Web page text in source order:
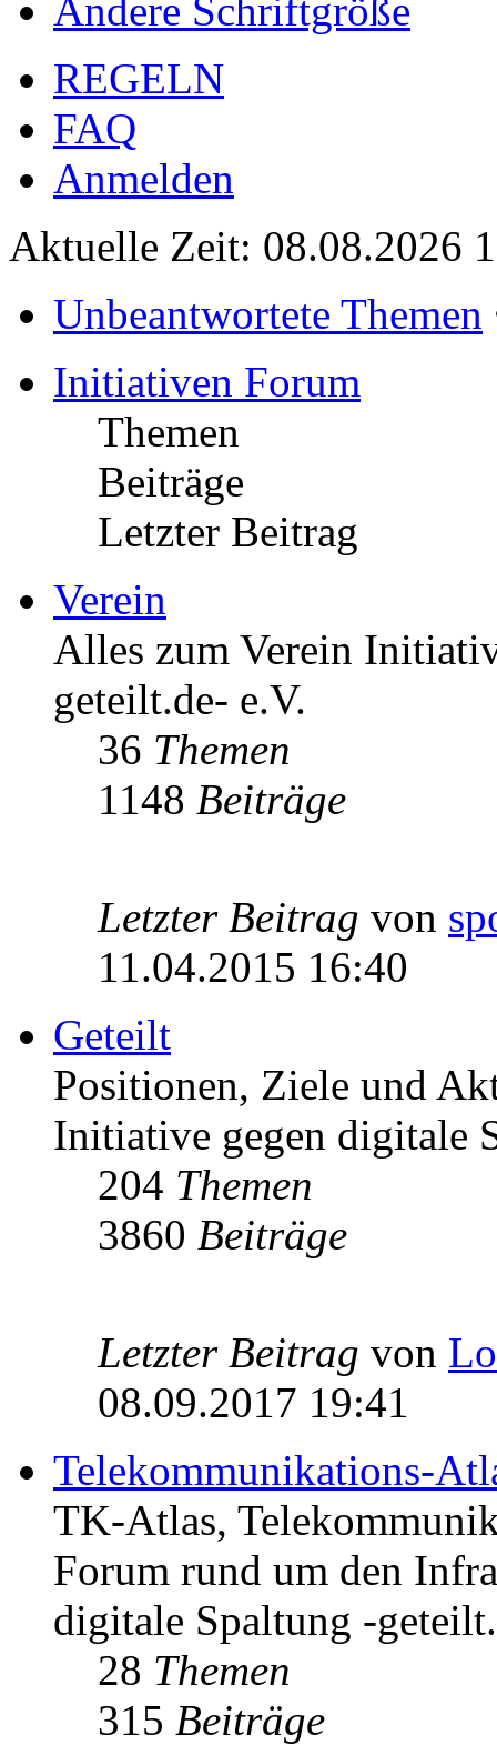
Ändere Schriftgröße
REGELN
FAQ
Anmelden
Aktuelle Zeit: 08.08.2026
Unbeantwortete Themen
Initiativen Forum
Themen
Beiträge
Letzter Beitrag
Verein
Alles zum Verein
geteilt.de- e.V.
36 Themen
1148 Beiträge
Letzter Beitrag von
11.04.2015 16:40
Geteilt
Positionen, Ziele und
Initiative gegen digitale
204 Themen
3860 Beiträge
Letzter Beitrag von
08.09.2017 19:41
Telekommunikations-
TK-Atlas,
Forum rund um den
digitale Spaltung -
28 Themen
315 Beiträge